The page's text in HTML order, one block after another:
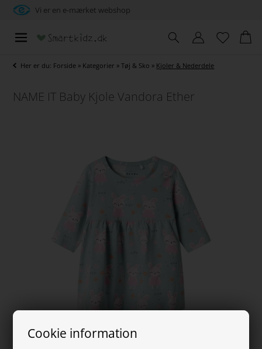
Cookie information
Vi er en e-mærket webshop
Her er du: Forside » Kategorier »Tøj & Sko » Kjoler & Nederdele
NAME IT Baby Kjole Vandora Ether